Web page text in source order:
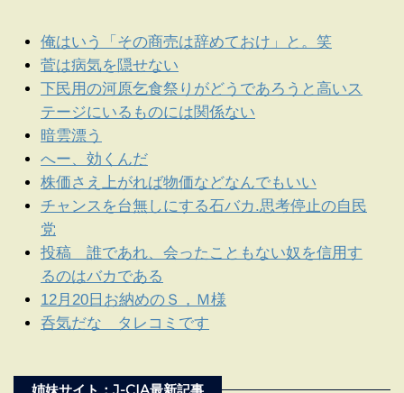
俺はいう「その商売は辞めておけ」と。笑
菅は病気を隠せない
下民用の河原乞食祭りがどうであろうと高いス
テージにいるものには関係ない
暗雲漂う
へー、効くんだ
株価さえ上がれば物価などなんでもいい
チャンスを台無しにする石バカ.思考停止の自民
党
投稿 誰であれ、会ったこともない奴を信用す
るのはバカである
12月20日お納めのＳ，Ｍ様
呑気だな タレコミです